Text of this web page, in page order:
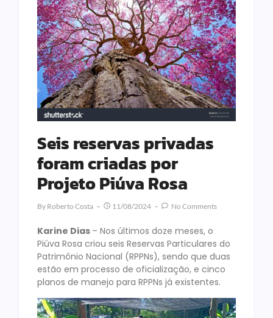
Seis reservas privadas
foram criadas por
Projeto Piúva Rosa
By Roberto Costa 11/08/2024 No Comments
Karine Dias – Nos últimos doze meses, o
Piúva Rosa criou seis Reservas Particulares do
Patrimônio Nacional (RPPNs), sendo que duas
estão em processo de oficialização, e cinco
planos de manejo para RPPNs já existentes.